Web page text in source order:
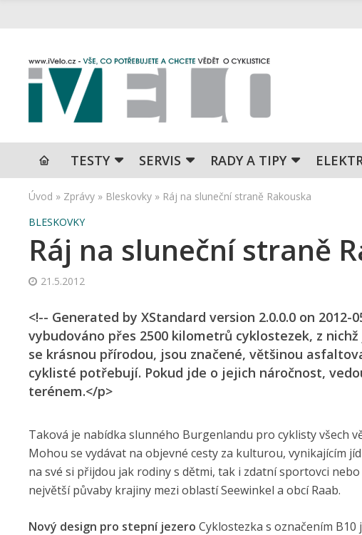
TESTY SERVIS RADY A TIPY
Úvod » Zprávy » Bleskovky » Ráj na sluneční straně Rakouska
BLESKOVKY
Ráj na sluneční straně
21.5.2012
<!-- Generated by XStandard version 2.0.0.0 on 2012-
vybudováno přes 2500 kilometrů cyklostezek, z
se krásnou přírodou, jsou značené, většinou
cyklisté potřebují. Pokud jde o jejich náročnost,
terénem.</p>
Taková je nabídka slunného Burgenlandu pro cyklisty všech
Mohou se vydávat na objevné cesty za kulturou, vynikajícím
na své si přijdou jak rodiny s dětmi, tak i zdatní sportovci
největší půvaby krajiny mezi oblastí Seewinkel a obcí Raab.
Nový design pro stepní jezero Cyklostezka s označením